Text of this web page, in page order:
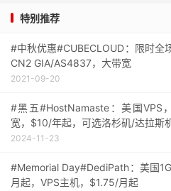
特别推荐
#中秋优惠#CUBECLOUD：限时全
CN2 GIA/AS4837，大带宽
2021-09-20
#黑五#HostNamaste：美国VPS
宽，$10/年起，可选洛杉矶/达拉斯
2024-11-23
#Memorial Day#DediPath：美国
月起，VPS主机，$1.75/月起